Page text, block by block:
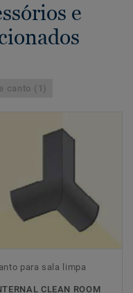
e
canto (1)
para sala limpa
CLEAN ROOM